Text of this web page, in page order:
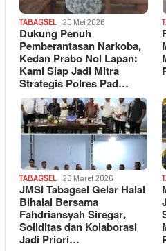
TABAGSEL 20 Mei 2026
Dukung Penuh
Pemberantasan Narkoba,
Kedan Prabo Nol Lapan:
Kami Siap Jadi Mitra
Strategis Polres Pad…
TABAGSEL 26 Maret 2026
JMSI Tabagsel Gelar Halal
Bihalal Bersama
Fahdriansyah Siregar,
Soliditas dan Kolaborasi
Jadi Priori…